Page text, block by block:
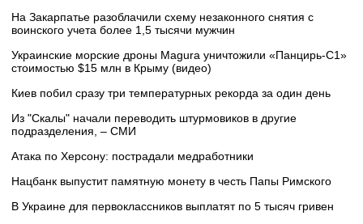
На Закарпатье разоблачили схему незаконного снятия с
воинского учета более 1,5 тысячи мужчин
Украинские морские дроны Magura уничтожили «Панцирь-С1»
стоимостью $15 млн в Крыму (видео)
Киев побил сразу три температурных рекорда за один день
Из "Скалы" начали переводить штурмовиков в другие
подразделения, – СМИ
Атака по Херсону: пострадали медработники
Нацбанк выпустит памятную монету в честь Папы Римского
В Украине для первоклассников выплатят по 5 тысяч гривен